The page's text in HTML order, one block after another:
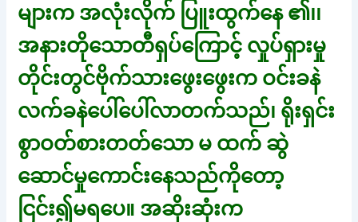
များက အလုံးလိုက် ပြူးထွက်နေ ၏၊၊
အနားတိုသောတီရှပ်ကြောင့် လှုပ်ရှားမှု
တိုင်းတွင်ဗိုက်သားဖွေးဖွေးက ဝင်းခနဲ
လက်ခနဲပေါ်ပေါ်လာတက်သည်၊ ရိုးရှင်း
စွာဝတ်စားတတ်သော မ ထက် ဆွဲ
ဆောင်မှုကောင်းနေသည်ကိုတော့
ငြင်း၍မရပေ။ အဆိုးဆုံးက